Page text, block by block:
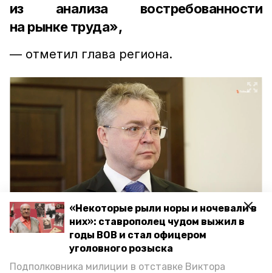
«Некоторые рыли норы и ночевали в
них»: ставрополец чудом выжил в
годы ВОВ и стал офицером
уголовного розыска
Подполковника милиции в отставке Виктора
из анализа востребованности
на рынке труда»,
— отметил глава региона.
Губернатор Ставрополья Владимир Владимиров
Фото: ИА «Победа26»